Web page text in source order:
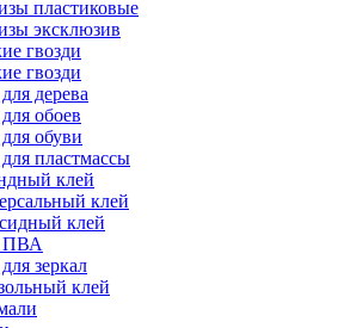
пластиковые
эксклюзив
гвозди
гвозди
дерева
обоев
обуви
пластмассы
клей
клей
клей
ПВА
зеркал
клей